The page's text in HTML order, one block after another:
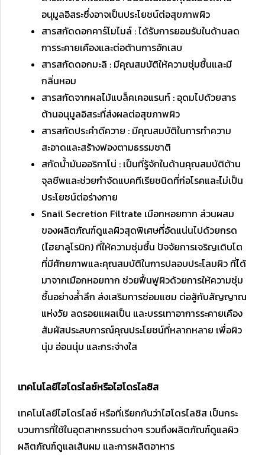
อนุมูลอิสระซึ่งอาจเป็นประโยชน์ต่อสุขภาพผิว
สารสกัดดอกคาร์โมไมล์ : ได้รับการยอมรับในด้านลด
การระคายเคืองและต่อต้านการอักเสบ
สารสกัดดอกมะลิ : มีคุณสมบัติให้ความชุ่มชื้นและมี
กลิ่นหอม
สารสกัดจากผลไม้แบล็คเคอแรนท์ : อุดมไปด้วยสาร
ต้านอนุมูลอิสระที่ส่งผลต่อสุขภาพผิว
สารสกัดประคำดีควาย : มีคุณสมบัติในการทำความ
สะอาดและสร้างฟองตามธรรมชาติ
สกัดน้ำมันออริกาโน่ : เป็นที่รู้จักในด้านคุณสมบัติต้าน
จุลชีพและช่วยกำจัดแบคทีเรียชนิดที่ก่อโรคและไม่เป็น
ประโยชน์ต่อร่างกาย
Snail Secretion Filtrate เมือกหอยทาก ส่วนผสม
ของผลิตภัณฑ์ดูแลผิวสุดพิเศษที่อัดแน่นไปด้วยกรด
(ไฮยาลูโรนิก) ที่ให้ความชุ่มชื้น ปัจจัยการเจริญเติบโต
ที่มีศักยภาพและคุณสมบัติในการปลอบประโลมผิว ที่ได้
มาจากเมือกหอยทาก ช่วยฟื้นฟูผิวด้วยการให้ความชุ่ม
ชื้นอย่างล้ำลึก ส่งเสริมการซ่อมแซม ต่อสู้กับสัญญาณ
แห่งวัย ลดรอยแผลเป็น และบรรเทาอาการระคายเคือง
สัมผัสประสบการณ์คุณประโยชน์ที่หลากหลาย เพื่อผิว
นุ่ม อ่อนนุ่ม และกระจ่างใส
เทคโนโลยีไฮโดรไลซ์หรือไฮโดรไลซิส
เทคโนโลยีไฮโดรไลซ์ หรือที่เรียกกันว่าไฮโดรไลซิส เป็นกระ
บวนการที่ใช้ในอุตสาหกรรมต่างๆ รวมถึงผลิตภัณฑ์ดูแลผิว
ผลิตภัณฑ์ดูแลเส้นผม และการผลิตอาหาร